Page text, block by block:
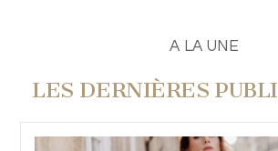
A LA UNE
LES DERNIÈRES